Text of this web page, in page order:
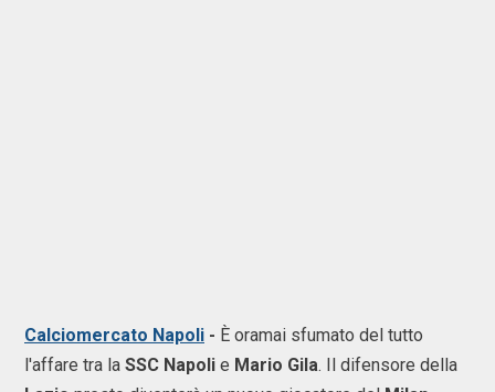
Calciomercato Napoli - È oramai sfumato del tutto
l'affare tra la SSC Napoli e Mario Gila. Il difensore della